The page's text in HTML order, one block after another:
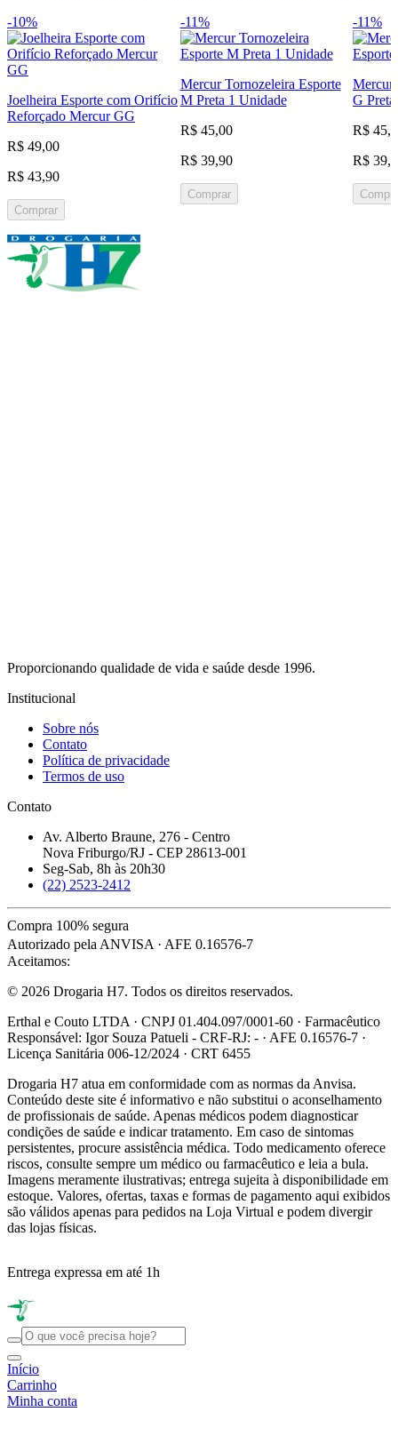
-10%
Joelheira Esporte com Orifício
Reforçado Mercur GG
R$ 49,00
R$ 43,90
Comprar
-11%
Mercur Tornozeleira Esporte
M Preta 1 Unidade
R$ 45,00
R$ 39,90
Comprar
-11%
Mercur
G
R$
R$
Proporcionando qualidade de vida e saúde desde 1996.
Institucional
Sobre nós
Contato
Política de privacidade
Termos de uso
Contato
Av. Alberto Braune, 276 - Centro
Nova Friburgo/RJ - CEP 28613-001
Seg-Sab, 8h às 20h30
(22) 2523-2412
Compra 100% segura
Autorizado pela ANVISA · AFE 0.16576-7
Aceitamos:
© 2026 Drogaria H7. Todos os direitos reservados.
Erthal e Couto LTDA · CNPJ 01.404.097/0001-60 · Farmacêutico
Responsável: Igor Souza Patueli - CRF-RJ: - · AFE 0.16576-7 ·
Licença Sanitária 006-12/2024 · CRT 6455
Drogaria H7 atua em conformidade com as normas da Anvisa.
Conteúdo deste site é informativo e não substitui o aconselhamento
de profissionais de saúde. Apenas médicos podem diagnosticar
condições de saúde e indicar tratamento. Em caso de sintomas
persistentes, procure assistência médica. Todo medicamento oferece
riscos, consulte sempre um médico ou farmacêutico e leia a bula.
Imagens meramente ilustrativas; entrega sujeita à disponibilidade em
estoque. Valores, ofertas, taxas e formas de pagamento aqui exibidos
são válidos apenas para pedidos na Loja Virtual e podem divergir
das lojas físicas.
Entrega expressa em até 1h
Início
Carrinho
Minha conta